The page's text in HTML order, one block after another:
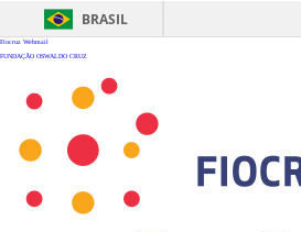
BRASIL
Fiocruz Webmail
FUNDAÇÃO OSWALDO CRUZ